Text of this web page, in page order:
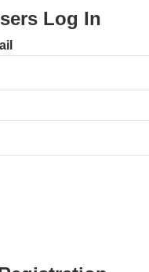
Log In